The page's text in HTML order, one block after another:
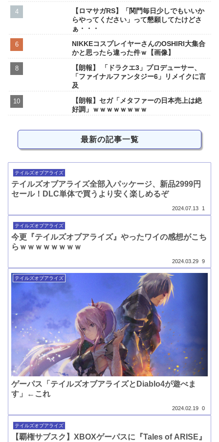
【ロマサガRS】「関門毎日少しでもいいか
らやってください」って懇願してたけどさ
ぁ・・・
NIKKEコスプレイヤーさんのOSHIRI大集合
かと思ったら違った件ｗ【画像】
【朗報】 「ドラクエ3」プロデューサー、
「ファイナルファンタジー6」リメイクに言
及
【朗報】セガ「メタファーの日本売上は絶
好調」ｗｗｗｗｗｗｗｗ
最新の記事一覧
テイルズオブアライズ
テイルズオブアライズ全部入パッケージ、新品2999円
セール！DLC単体で買うより安く楽しめるぞ
2024.07.13 1
テイルズオブアライズ
今更『テイルズオブアライズ』やったワイの感想がこち
らｗｗｗｗｗｗｗｗ
2024.03.29 9
テイルズオブアライズ
ゲーパス「テイルズオブアライズとDiablo4が遊べま
す」←これ
2024.02.19 0
テイルズオブアライズ
【覇権サブスク】XBOXゲーパスに『Tales of ARISE』